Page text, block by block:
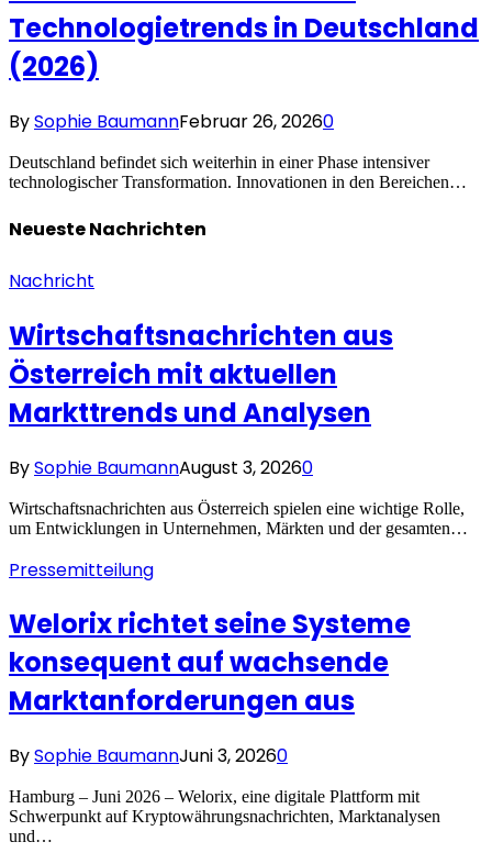
Technologietrends in Deutschland
(2026)
BySophie BaumannFebruar 26, 20260
Deutschland befindet sich weiterhin in einer Phase intensiver
technologischer Transformation. Innovationen in den Bereichen…
NeuesteNachrichten
Nachricht
Wirtschaftsnachrichten aus
Österreich mit aktuellen
Markttrends und Analysen
BySophie BaumannAugust 3, 20260
Wirtschaftsnachrichten aus Österreich spielen eine wichtige Rolle,
um Entwicklungen in Unternehmen, Märkten und der gesamten…
Pressemitteilung
Welorix richtet seine Systeme
konsequent auf wachsende
Marktanforderungen aus
BySophie BaumannJuni 3, 20260
Hamburg – Juni 2026 – Welorix, eine digitale Plattform mit
Schwerpunkt auf Kryptowährungsnachrichten, Marktanalysen
und…